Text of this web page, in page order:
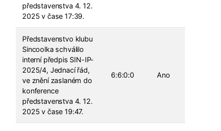
představenstva 4. 12.
2025 v čase 17:39.
Představenstvo klubu
Sincoolka schválilo
interní předpis SIN-IP-
2025/4, Jednací řád,
ve znění zaslaném do
konference
představenstva 4. 12.
2025 v čase 19:47.
6:6:0:0 Ano